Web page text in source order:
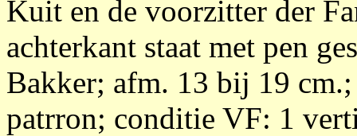
Kuit en de voorzitter der
achterkant staat met pen
Bakker; afm. 13 bij 19
patrron; conditie VF: 1